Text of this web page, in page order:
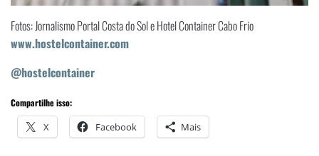
Fotos: Jornalismo Portal Costa do Sol e Hotel Container Cabo Frio
www.hostelcontainer.com
@hostelcontainer
Compartilhe isso:
X Facebook Mais